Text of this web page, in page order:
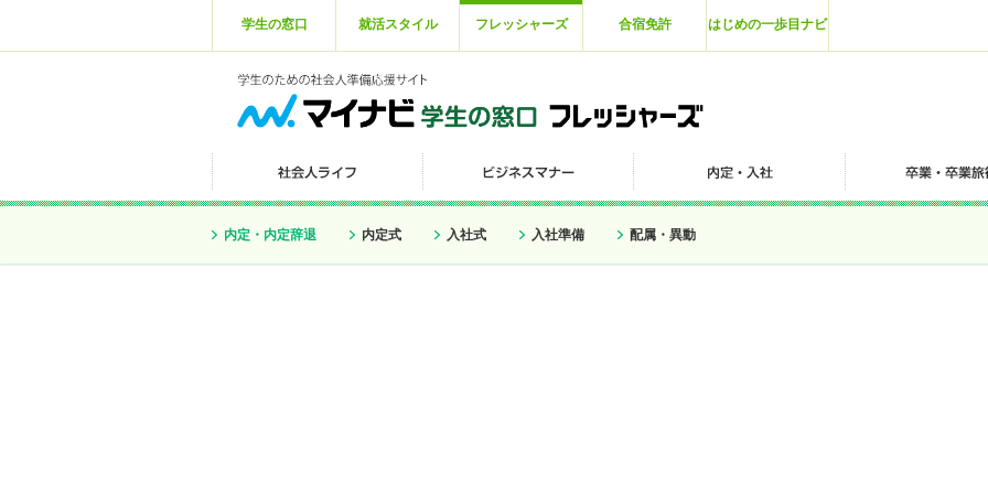
学生の窓口 就活スタイル フレッシャーズ 合宿免許 はじめの一歩目ナビ
内定・内定辞退 内定式 入社式 入社準備 配属・異動